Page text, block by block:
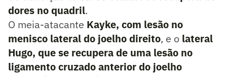
dores no quadril.
O meia-atacante Kayke, com lesão no
menisco lateral do joelho direito, e o lateral
Hugo, que se recupera de uma lesão no
ligamento cruzado anterior do joelho